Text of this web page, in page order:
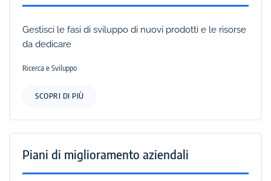
Gestisci le fasi di sviluppo di nuovi prodotti e le risorse
da dedicare
Ricerca e Sviluppo
SCOPRI DI PIÙ
Piani di miglioramento aziendali